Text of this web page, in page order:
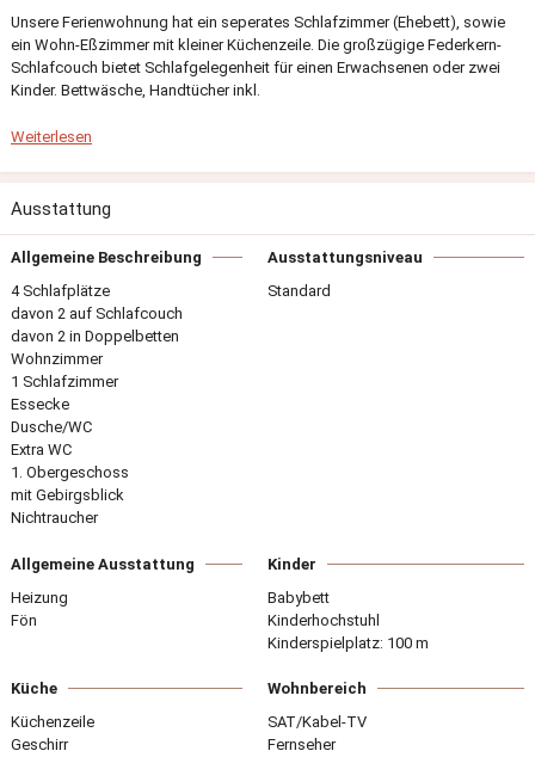
Unsere Ferienwohnung hat ein seperates Schlafzimmer (Ehebett), sowie
ein Wohn-Eßzimmer mit kleiner Küchenzeile. Die großzügige Federkern-
Schlafcouch bietet Schlafgelegenheit für einen Erwachsenen oder zwei
Kinder. Bettwäsche, Handtücher inkl.
Weiterlesen
Ausstattung
Allgemeine Beschreibung
4 Schlafplätze
davon 2 auf Schlafcouch
davon 2 in Doppelbetten
Wohnzimmer
1 Schlafzimmer
Essecke
Dusche/WC
Extra WC
1. Obergeschoss
mit Gebirgsblick
Nichtraucher
Ausstattungsniveau
Standard
Allgemeine Ausstattung
Heizung
Fön
Kinder
Babybett
Kinderhochstuhl
Kinderspielplatz: 100 m
Küche
Küchenzeile
Geschirr
Wohnbereich
SAT/Kabel-TV
Fernseher